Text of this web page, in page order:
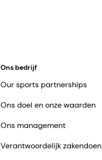
Ons bedrijf
Our sports partnerships
Ons doel en onze waarden
Ons management
Verantwoordelijk zakendoen